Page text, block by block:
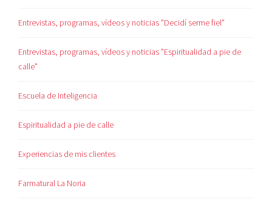
Entrevistas, programas, vídeos y noticias "Decidí serme fiel"
Entrevistas, programas, vídeos y noticias "Espiritualidad a pie de
calle"
Escuela de Inteligencia
Espiritualidad a pie de calle
Experiencias de mis clientes
Farmatural La Noria